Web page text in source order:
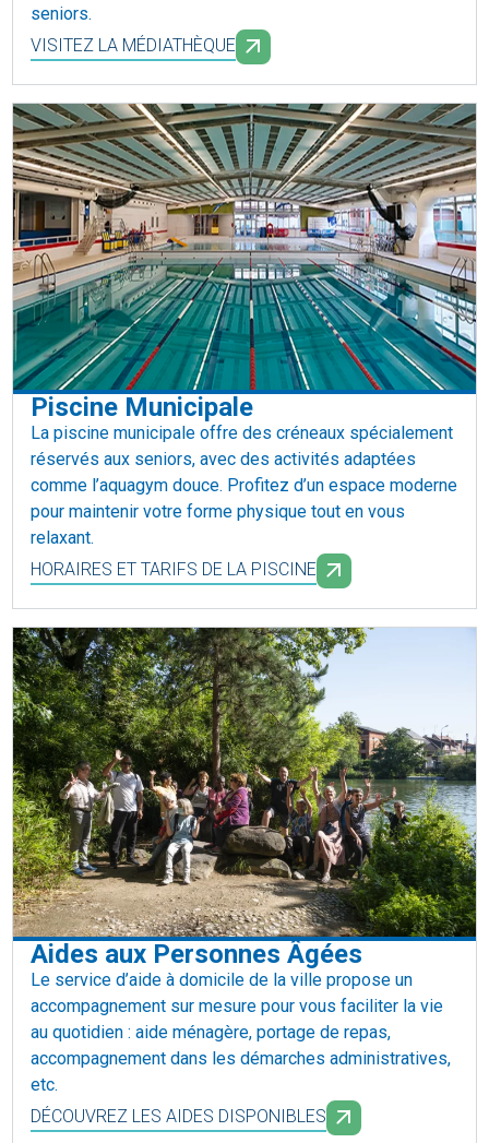
seniors.
VISITEZ LA MÉDIATHÈQUE
Piscine Municipale
La piscine municipale offre des créneaux spécialement
réservés aux seniors, avec des activités adaptées
comme l’aquagym douce. Profitez d’un espace moderne
pour maintenir votre forme physique tout en vous
relaxant.
HORAIRES ET TARIFS DE LA PISCINE
Aides aux Personnes Âgées
Le service d’aide à domicile de la ville propose un
accompagnement sur mesure pour vous faciliter la vie
au quotidien : aide ménagère, portage de repas,
accompagnement dans les démarches administratives,
etc.
DÉCOUVREZ LES AIDES DISPONIBLES